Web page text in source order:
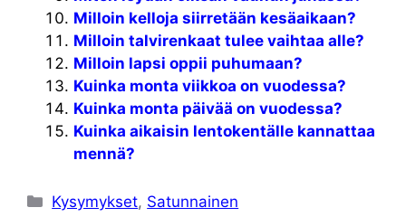
Milloin kelloja siirretään kesäaikaan?
Milloin talvirenkaat tulee vaihtaa alle?
Milloin lapsi oppii puhumaan?
Kuinka monta viikkoa on vuodessa?
Kuinka monta päivää on vuodessa?
Kuinka aikaisin lentokentälle kannattaa
mennä?
Kategoriat
Kysymykset, Satunnainen